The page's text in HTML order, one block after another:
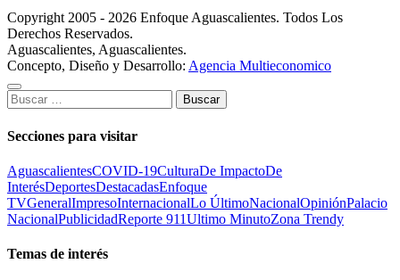
Copyright 2005 - 2026 Enfoque Aguascalientes. Todos Los
Derechos Reservados.
Aguascalientes, Aguascalientes.
Concepto, Diseño y Desarrollo: Agencia Multieconomico
Buscar:
Secciones para visitar
AguascalientesCOVID-19CulturaDe ImpactoDe
InterésDeportesDestacadasEnfoque
TVGeneralImpresoInternacionalLo ÚltimoNacionalOpiniónPalacio
NacionalPublicidadReporte 911Ultimo MinutoZona Trendy
Temas de interés